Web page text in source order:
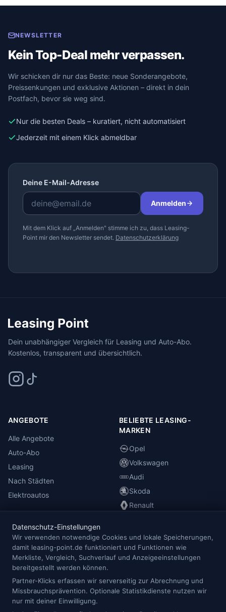
NEWSLETTER
Kein Top-Deal mehr verpassen.
Wir schicken dir nur das Beste: neue Sonderangebote,
Preissenkungen und exklusive Aktionen – direkt in dein
Postfach, bevor sie weg sind.
Nur die besten Deals – kuratiert, nicht automatisiert
Jederzeit mit einem Klick abmeldbar
Deine E-Mail-Adresse
Anmelden
Mit dem Klick auf „Anmelden" stimme ich zu, dass Leasing-
Point mir den Newsletter sendet. Datenschutzerklärung
Dein unabhängiger Vergleich für Leasing und Auto-Abo.
Kostenlos, transparent und übersichtlich.
ANGEBOTE
Alle Angebote
Auto-Abo
Leasing
Nach Städten
Elektroautos
BELIEBTE LEASING-
MARKEN
Opel
Volkswagen
Audi
Skoda
Renault
INFORMATIONEN
Anbieterübersicht
Blog
Redaktion
Impressum
Datenschutz
Datenschutz-Einstellungen
Wir verwenden notwendige Cookies und lokale Speicherungen,
damit leasing-point.de funktioniert und Funktionen wie
Merkliste, Vergleich, Suchverlauf und Anzeigeeinstellungen
bereitgestellt werden können.
Partner-Klicks erfassen wir serverseitig zur Abrechnung und
Missbrauchsprävention. Optionale Statistikdienste nutzen wir
nur mit deiner Einwilligung.